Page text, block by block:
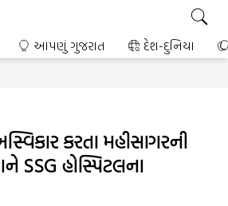
આપણું ગુજરાત દેશ-દુનિયા
કરતા મહીસાગરની
SSG હોસ્પિટલના